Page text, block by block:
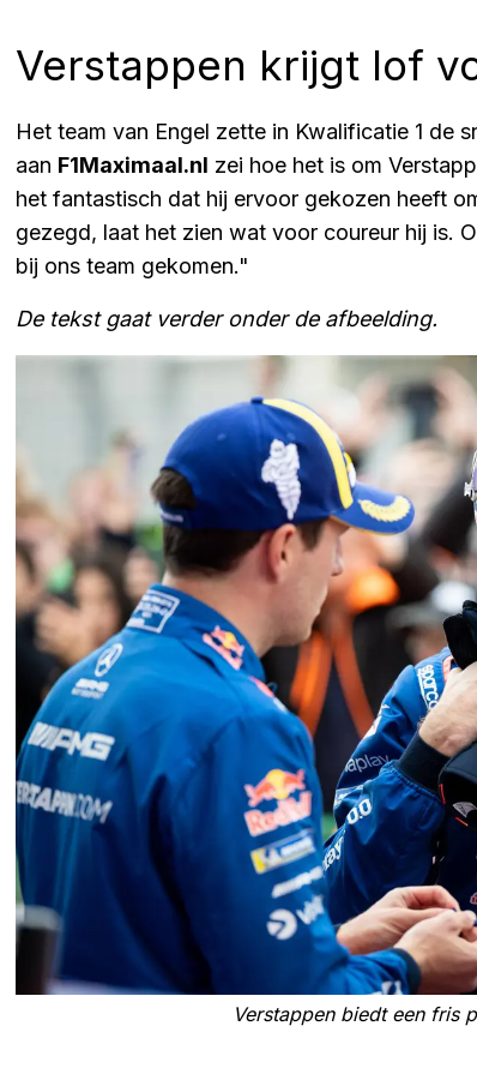
Verstappen krijgt lof
Het team van Engel zette in Kwalificatie 1 de
aan F1Maximaal.nl zei hoe het is om
het fantastisch dat hij ervoor gekozen heeft
gezegd, laat het zien wat voor coureur hij is.
bij ons team gekomen."
De tekst gaat verder onder de afbeelding.
Verstappen biedt een fris